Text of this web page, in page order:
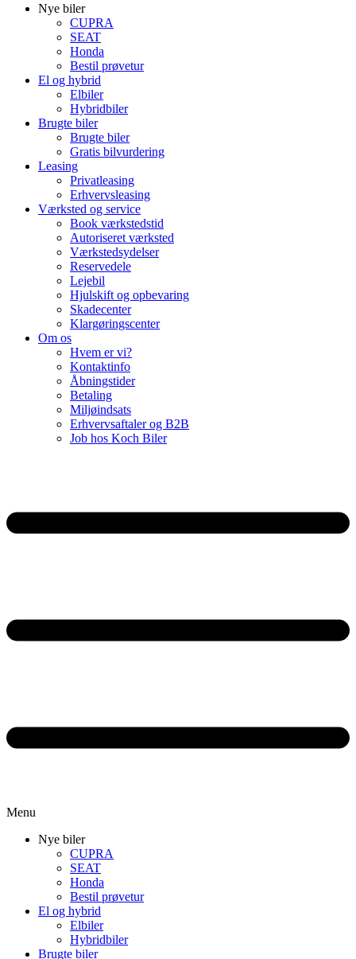
Nye biler
CUPRA
SEAT
Honda
Bestil prøvetur
El og hybrid
Elbiler
Hybridbiler
Brugte biler
Brugte biler
Gratis bilvurdering
Leasing
Privatleasing
Erhvervsleasing
Værksted og service
Book værkstedstid
Autoriseret værksted
Værkstedsydelser
Reservedele
Lejebil
Hjulskift og opbevaring
Skadecenter
Klargøringscenter
Om os
Hvem er vi?
Kontaktinfo
Åbningstider
Betaling
Miljøindsats
Erhvervsaftaler og B2B
Job hos Koch Biler
Menu
Nye biler
CUPRA
SEAT
Honda
Bestil prøvetur
El og hybrid
Elbiler
Hybridbiler
Brugte biler